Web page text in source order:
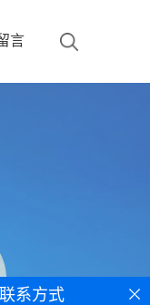
言
联系方式